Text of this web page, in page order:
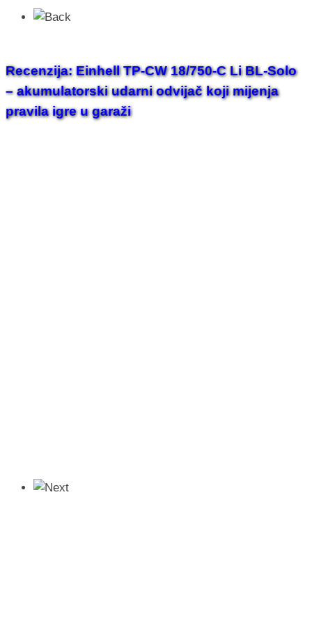
Recenzija: Einhell TP-CW 18/750-C Li BL-Solo
– akumulatorski udarni odvijač koji mijenja
pravila igre u garaži